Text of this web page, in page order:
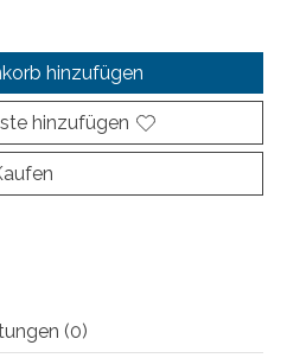
hinzufügen
hinzufügen
(0)